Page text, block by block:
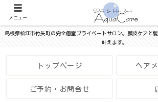
島根県松江市竹矢町の完全個室プライベートサロン。頭皮ケアと
叶えます。
トップページ ヘア
ご予約・お問合せ
メニュー